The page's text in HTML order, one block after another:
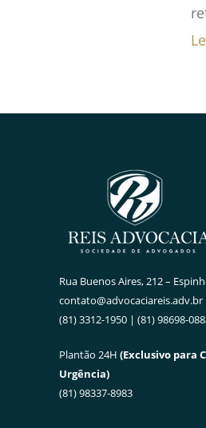
Rua Buenos Aires, 212 –
contato@advocaciareis.adv.br
(81) 3312-1950 | (81) 98698-
Plantão 24H (Exclusivo para
Urgência)
(81) 98337-8983